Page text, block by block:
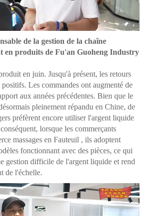
de la gestion de la chaîne
en produits de Fu'an Guoheng Industry
en juin. Jusqu'à présent, les retours
Les commandes ont augmenté de
aux années précédentes. Bien que le
pleinement répandu en Chine, de
préfèrent encore utiliser l'argent liquide
lorsque les commerçants
massages en Fauteuil , ils adoptent
fonctionnant avec des pièces, ce qui
gestion difficile de l'argent liquide et rend
de l'échelle.